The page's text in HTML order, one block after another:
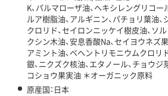
K、パルマローザ油、ヘキシレングリコー
ルア樹脂油、アルギニン、パチョリ葉油
クロリド、セイロンニッケイ樹皮油、ソ
クシン木油、安息香酸Na、セイヨウネズ
アミント油、ベヘントリモニウムクロリ
銀、ニクズク核油、エタノール、チョウジ
コショウ果実油 ＊オーガニック原料
原産国：日本